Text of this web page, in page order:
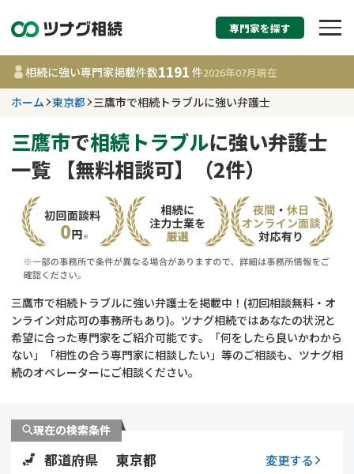
相続税申告・相続手
す
東京都
事務所 1191
相談内容で探す
相続登記
遺留分侵害額請求
コラム
相続手続き
専門家を探す
相続に強い専門家掲載件数1191 件2026年07月現在
ホーム 東京都 三鷹市で相続トラブルに強い弁護士
三鷹市で相続トラブルに強い弁護士
一覧 【無料相談可】（2件）
三鷹市で相続トラブルに強い弁護士を掲載中！(初回相談無料・オ
ンライン対応可の事務所もあり)。ツナグ相続ではあなたの状況と
希望に合った専門家をご紹介可能です。「何をしたら良いかわから
ない」「相性の合う専門家に相談したい」等のご相談も、ツナグ相
続のオペレーターにご相談ください。
現在の検索条件
都道府県 東京都 変更する